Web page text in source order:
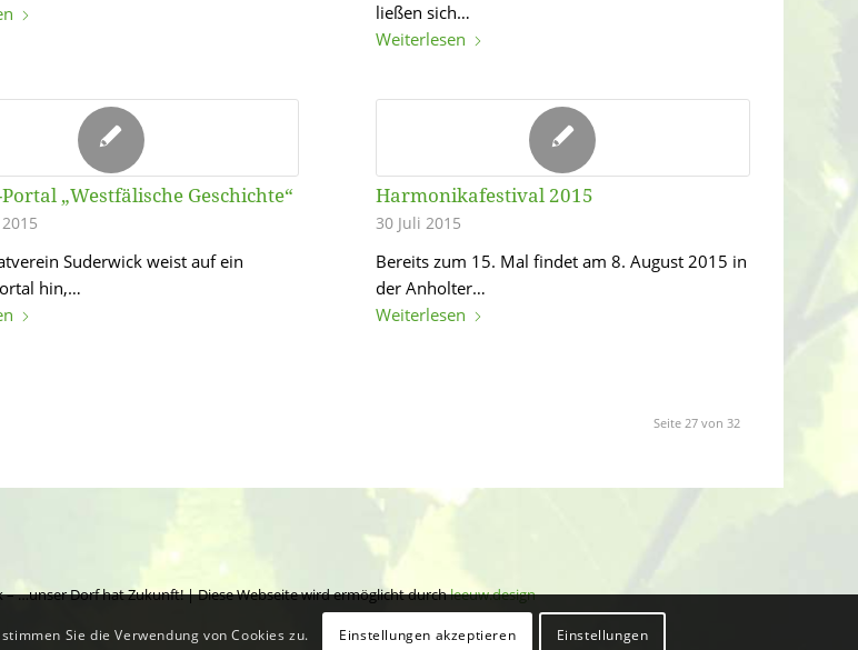
ließen sich…
Weiterlesen
„Westfälische Geschichte“
Suderwick weist auf ein
hin,…
Harmonikafestival 2015
30 Juli 2015
Bereits zum 15. Mal findet am 8. August 2015 in
der Anholter…
Weiterlesen
Seite 27 von 32
…unser Dorf hat Zukunft! | Diese Webseite wird ermöglicht durchleeuw.design
Sie die Verwendung von Cookies zu. Einstellungen akzeptieren Einstellungen